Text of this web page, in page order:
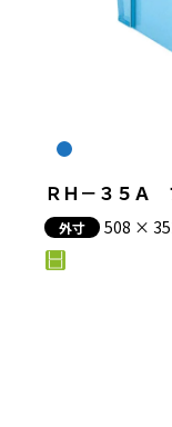
ＲＨ－３５Ａ
外寸 508 ×